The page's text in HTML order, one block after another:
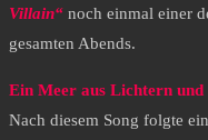
Villain“ noch einmal einer
gesamten Abends.
​Ein Meer aus Lichtern und
​Nach diesem Song folgte